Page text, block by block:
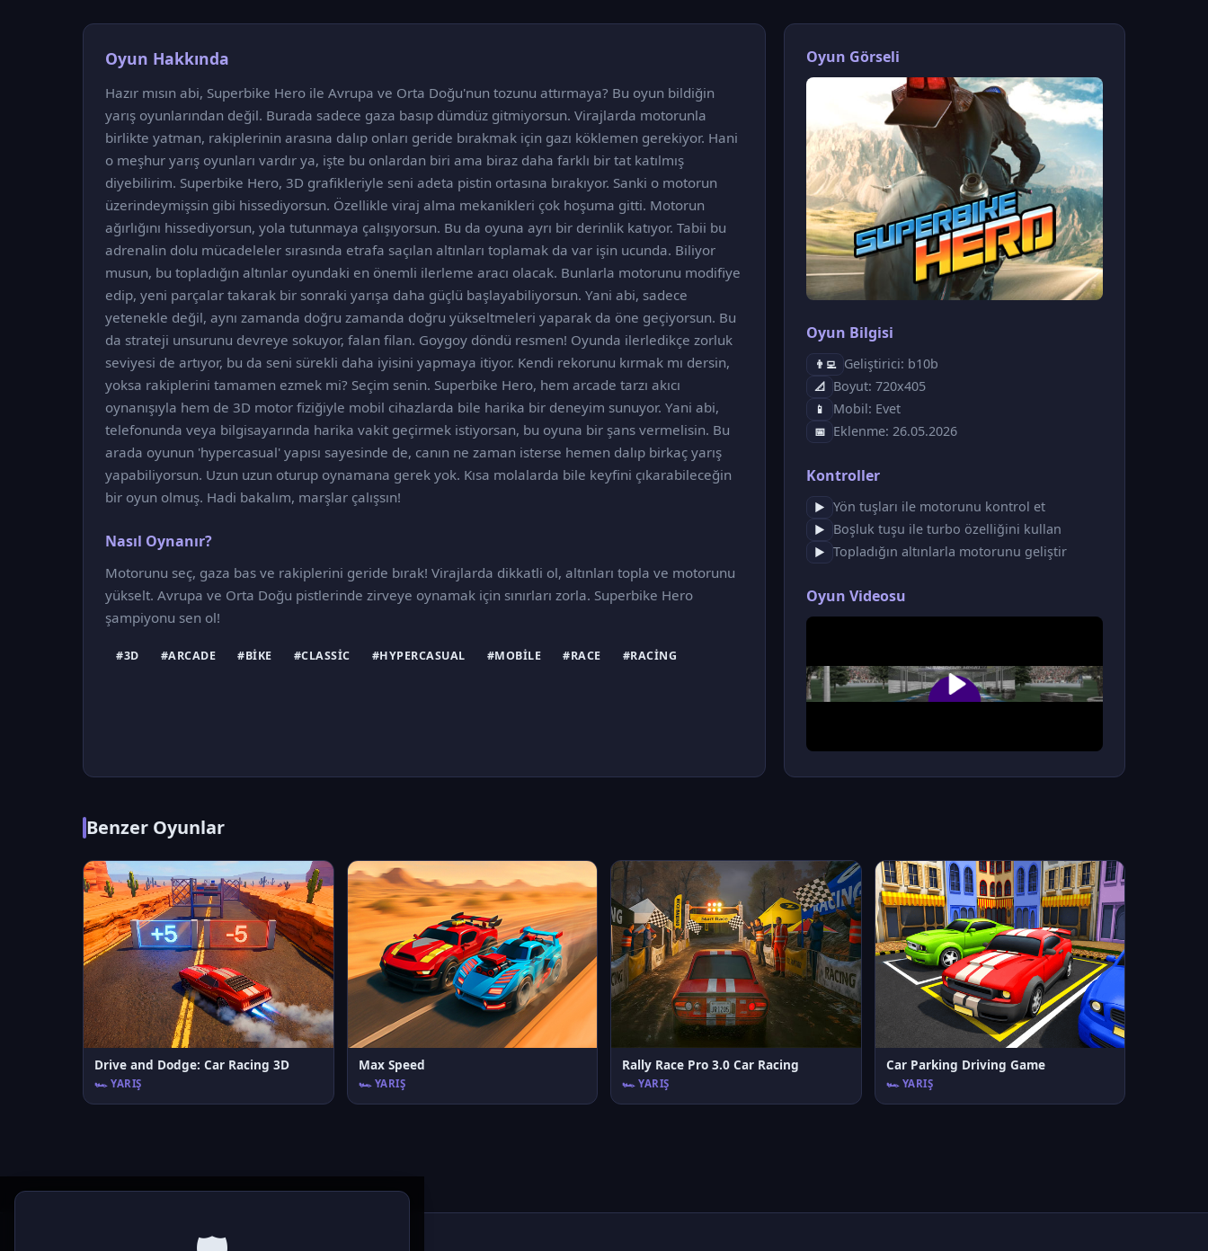
Oyun Hakkında
Hazır mısın abi, Superbike Hero ile Avrupa ve Orta Doğu'nun tozunu attırmaya? Bu oyun bildiğin
yarış oyunlarından değil. Burada sadece gaza basıp dümdüz gitmiyorsun. Virajlarda motorunla
birlikte yatman, rakiplerinin arasına dalıp onları geride bırakmak için gazı köklemen gerekiyor. Hani
o meşhur yarış oyunları vardır ya, işte bu onlardan biri ama biraz daha farklı bir tat katılmış
diyebilirim. Superbike Hero, 3D grafikleriyle seni adeta pistin ortasına bırakıyor. Sanki o motorun
üzerindeymişsin gibi hissediyorsun. Özellikle viraj alma mekanikleri çok hoşuma gitti. Motorun
ağırlığını hissediyorsun, yola tutunmaya çalışıyorsun. Bu da oyuna ayrı bir derinlik katıyor. Tabii bu
adrenalin dolu mücadeleler sırasında etrafa saçılan altınları toplamak da var işin ucunda. Biliyor
musun, bu topladığın altınlar oyundaki en önemli ilerleme aracı olacak. Bunlarla motorunu modifiye
edip, yeni parçalar takarak bir sonraki yarışa daha güçlü başlayabiliyorsun. Yani abi, sadece
yetenekle değil, aynı zamanda doğru zamanda doğru yükseltmeleri yaparak da öne geçiyorsun. Bu
da strateji unsurunu devreye sokuyor, falan filan. Goygoy döndü resmen! Oyunda ilerledikçe zorluk
seviyesi de artıyor, bu da seni sürekli daha iyisini yapmaya itiyor. Kendi rekorunu kırmak mı dersin,
yoksa rakiplerini tamamen ezmek mi? Seçim senin. Superbike Hero, hem arcade­ tarzı akıcı
oynanışıyla hem de 3D motor fiziğiyle mobil cihazlarda bile harika bir deneyim sunuyor. Yani abi,
telefonunda veya bilgisayarında harika vakit geçirmek istiyorsan, bu oyuna bir şans vermelisin. Bu
arada oyunun 'hypercasual' yapısı sayesinde de, canın ne zaman isterse hemen dalıp birkaç yarış
yapabiliyorsun. Uzun uzun oturup oynamana gerek yok. Kısa molalarda bile keyfini çıkarabileceğin
bir oyun olmuş. Hadi bakalım, marşlar çalışsın!
Nasıl Oynanır?
Motorunu seç, gaza bas ve rakiplerini geride bırak! Virajlarda dikkatli ol, altınları topla ve motorunu
yükselt. Avrupa ve Orta Doğu pistlerinde zirveye oynamak için sınırları zorla. Superbike Hero
şampiyonu sen ol!
#3D #ARCADE #BIKE #CLASSIC #HYPERCASUAL #MOBILE #RACE #RACING
Oyun Görseli
Oyun Bilgisi
👨‍💻 Geliştirici: b10b
📐 Boyut: 720x405
📱 Mobil: Evet
📅 Eklenme: 26.05.2026
Kontroller
▶ Yön tuşları ile motorunu kontrol et
▶ Boşluk tuşu ile turbo özelliğini kullan
▶ Topladığın altınlarla motorunu geliştir
Oyun Videosu
Benzer Oyunlar
Drive and Dodge: Car Racing 3D
🏎️ YARIŞ
Max Speed
🏎️ YARIŞ
Rally Race Pro 3.0 Car Racing
🏎️ YARIŞ
Car Parking Driving Game
🏎️ YARIŞ